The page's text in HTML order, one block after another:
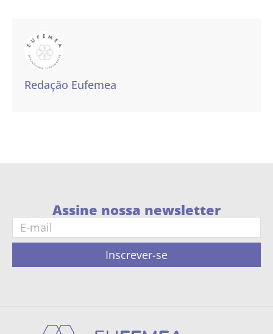
Redação Eufemea
Assine nossa newsletter
Inscrever-se